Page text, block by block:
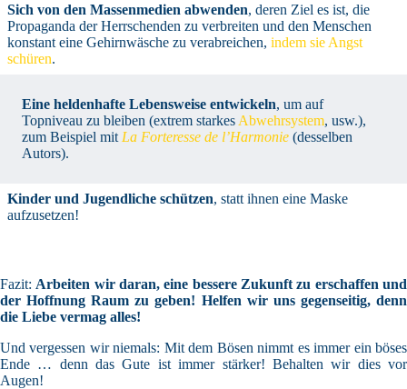
Sich von den Massenmedien abwenden, deren Ziel es ist, die
Propaganda der Herrschenden zu verbreiten und den Menschen
konstant eine Gehirnwäsche zu verabreichen, indem sie Angst
schüren.
Eine heldenhafte Lebensweise entwickeln, um auf
Topniveau zu bleiben (extrem starkes Abwehrsystem, usw.),
zum Beispiel mit La Forteresse de l’Harmonie (desselben
Autors).
Kinder und Jugendliche schützen, statt ihnen eine Maske
aufzusetzen!
Fazit: Arbeiten wir daran, eine bessere Zukunft zu erschaffen und
der Hoffnung Raum zu geben! Helfen wir uns gegenseitig, denn
die Liebe vermag alles!
Und vergessen wir niemals: Mit dem Bösen nimmt es immer ein böses
Ende … denn das Gute ist immer stärker! Behalten wir dies vor
Augen!